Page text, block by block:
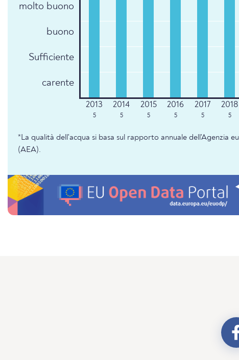
molto buono
buono
Sufficiente
carente
5 5 5 5 5 5
*La qualità dell'acqua si basa sul rapporto annuale dell'Agenzia
(AEA).